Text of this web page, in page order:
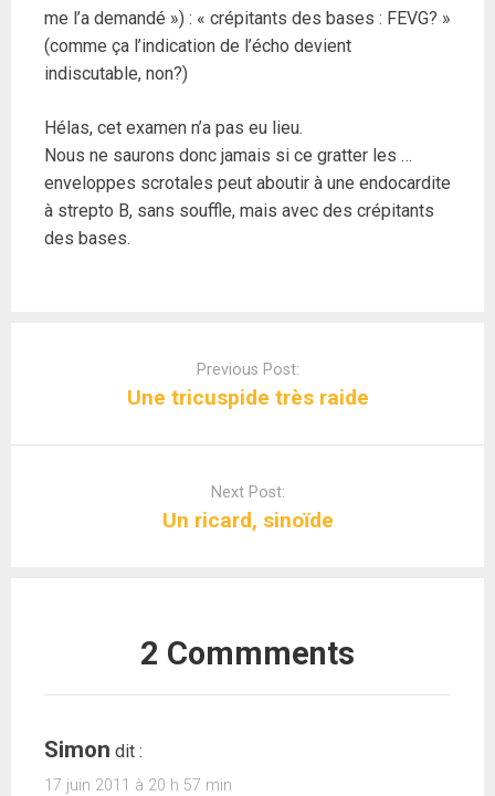
me l’a demandé ») : « crépitants des bases : FEVG? »
(comme ça l’indication de l’écho devient
indiscutable, non?)
Hélas, cet examen n’a pas eu lieu.
Nous ne saurons donc jamais si ce gratter les …
enveloppes scrotales peut aboutir à une endocardite
à strepto B, sans souffle, mais avec des crépitants
des bases.
Previous Post:
Une tricuspide très raide
Next Post:
Un ricard, sinoïde
2 Commments
Simon dit :
17 juin 2011 à 20 h 57 min